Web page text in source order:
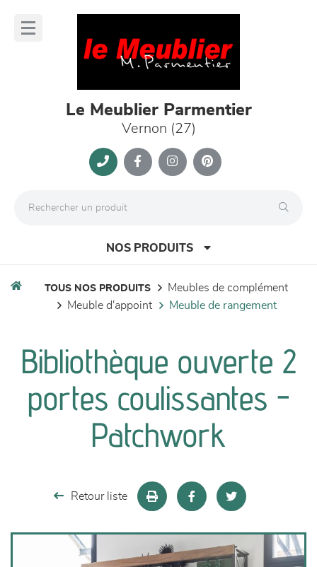
Le Meublier Parmentier
Vernon (27)
NOS PRODUITS
séjours
meubles de complément
chambres et dressing
TOUS NOS PRODUITS
meubles de complément
meuble d'appoint
meuble de rangement
Bibliothèque ouverte 2
portes coulissantes -
Patchwork
Retour liste